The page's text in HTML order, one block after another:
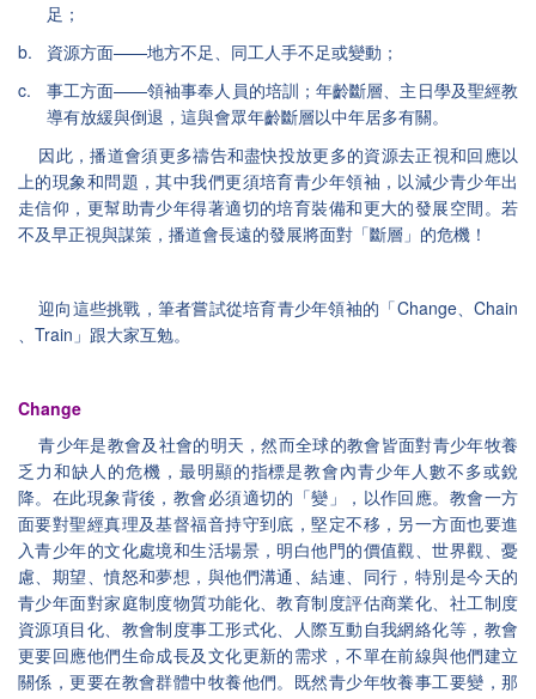
足；
b. 資源方面——地方不足、同工人手不足或變動；
c. 事工方面——領袖事奉人員的培訓；年齡斷層、主日學及聖經教
導有放緩與倒退，這與會眾年齡斷層以中年居多有關。
因此，播道會須更多禱告和盡快投放更多的資源去正視和回應以
上的現象和問題，其中我們更須培育青少年領袖，以減少青少年出
走信仰，更幫助青少年得著適切的培育裝備和更大的發展空間。若
不及早正視與謀策，播道會長遠的發展將面對「斷層」的危機！
迎向這些挑戰，筆者嘗試從培育青少年領袖的「 Change、Chain
、 Train 」跟大家互勉。
Change
青少年是教會及社會的明天，然而全球的教會皆面對青少年牧養
乏力和缺人的危機，最明顯的指標是教會內青少年人數不多或銳
降。在此現象背後，教會必須適切的「變」，以作回應。教會一方
面要對聖經真理及基督福音持守到底，堅定不移，另一方面也要進
入青少年的文化處境和生活場景，明白他門的價值觀、世界觀、憂
慮、期望、憤怒和夢想，與他們溝通、結連、同行，特別是今天的
青少年面對家庭制度物質功能化、教育制度評估商業化、社工制度
資源項目化、教會制度事工形式化、人際互動自我網絡化等，教會
更要回應他們生命成長及文化更新的需求，不單在前線與他們建立
關係，更要在教會群體中牧養他們。既然青少年牧養事工要變，那